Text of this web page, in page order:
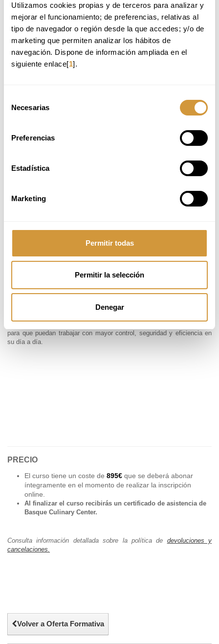
Utilizamos cookies propias y de terceros para analizar y
mejorar el funcionamiento; de preferencias, relativas al
tipo de navegador o región desde la que accedes; y/o de
marketing que permiten analizar los hábitos de
navegación. Dispone de información ampliada en el
siguiente enlace[1].
Necesarias
Preferencias
Estadística
Marketing
Permitir todas
Permitir la selección
Denegar
METODOLOGÍA
aprendizaje se centra en la práctica y la experimentación directa. Los
participantes adquieren conocimientos y habilidades a través de la
elaboración de recetas, la ejecución de técnicas y la evaluación de
Degustación y análisis de las elaboraciones realizadas.
EQUIPO DOCENTE
asesor y fundador de
ÓptimaChef, consultora
tecnología. Trabaja con
hoteleros ayudándoles a
para que puedan trabajar con mayor control, seguridad y eficiencia en
su día a día.
PRECIO
El curso tiene un coste de 895€ que se deberá abonar
íntegramente en el momento de realizar la inscripción
online.
Al finalizar el curso recibirás un certificado de asistencia de
Basque Culinary Center.
Consulta información detallada sobre la política de devoluciones y
cancelaciones.
Volver a Oferta Formativa